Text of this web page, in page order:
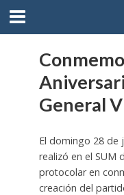
General
El domingo 28 de
realizó en el SUM
protocolar en
creación del